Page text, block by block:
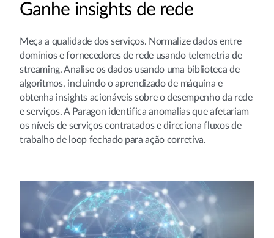
Ganhe insights de rede
Meça a qualidade dos serviços. Normalize dados entre
domínios e fornecedores de rede usando telemetria de
streaming. Analise os dados usando uma biblioteca de
algoritmos, incluindo o aprendizado de máquina e
obtenha insights acionáveis sobre o desempenho da rede
e serviços. A Paragon identifica anomalias que afetariam
os níveis de serviços contratados e direciona fluxos de
trabalho de loop fechado para ação corretiva.